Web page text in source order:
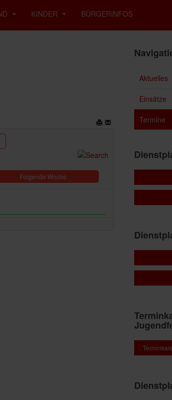
KINDER BÜRGERINFOS
Folgende Woche
Aktuelles
Einsätze
Termine